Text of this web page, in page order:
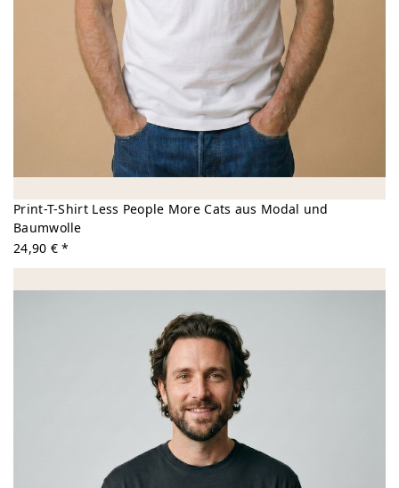
Print-T-Shirt Less People More Cats aus Modal und
Baumwolle
24,90 € *